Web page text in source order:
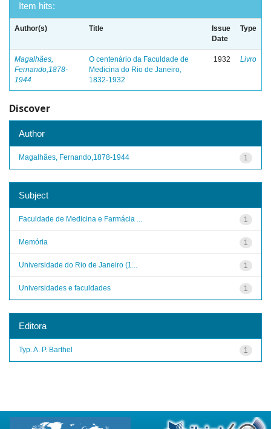
Item hits:
Author(s) Title
Issue
Date
Type
Magalhães,
Fernando,1878-
1944
O centenário da Faculdade de
Medicina do Rio de Janeiro,
1832-1932
1932 Livro
Discover
Author
1
Magalhães, Fernando,1878-1944
Subject
1
Faculdade de Medicina e Farmácia ...
1
Memória
1
Universidade do Rio de Janeiro (1...
1
Universidades e faculdades
Editora
1
Typ. A. P. Barthel